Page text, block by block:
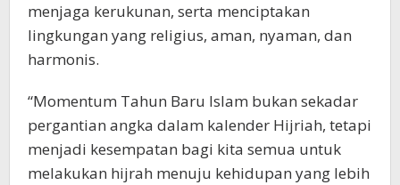
menjaga kerukunan, serta menciptakan
lingkungan yang religius, aman, nyaman, dan
harmonis.
“Momentum Tahun Baru Islam bukan sekadar
pergantian angka dalam kalender Hijriah, tetapi
menjadi kesempatan bagi kita semua untuk
melakukan hijrah menuju kehidupan yang lebih